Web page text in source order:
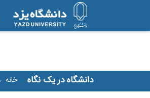
دانشگاه در یک نگاه خانه